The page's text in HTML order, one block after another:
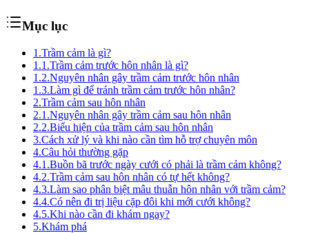
Mục lục
1.Trầm cảm là gì?
1.1.Trầm cảm trước hôn nhân là gì?
1.2.Nguyên nhân gây trầm cảm trước hôn nhân
1.3.Làm gì để tránh trầm cảm trước hôn nhân?
2.Trầm cảm sau hôn nhân
2.1.Nguyên nhân gây trầm cảm sau hôn nhân
2.2.Biểu hiện của trầm cảm sau hôn nhân
3.Cách xử lý và khi nào cần tìm hỗ trợ chuyên môn
4.Câu hỏi thường gặp
4.1.Buồn bã trước ngày cưới có phải là trầm cảm không?
4.2.Trầm cảm sau hôn nhân có tự hết không?
4.3.Làm sao phân biệt mâu thuẫn hôn nhân với trầm cảm?
4.4.Có nên đi trị liệu cặp đôi khi mới cưới không?
4.5.Khi nào cần đi khám ngay?
5.Khám phá